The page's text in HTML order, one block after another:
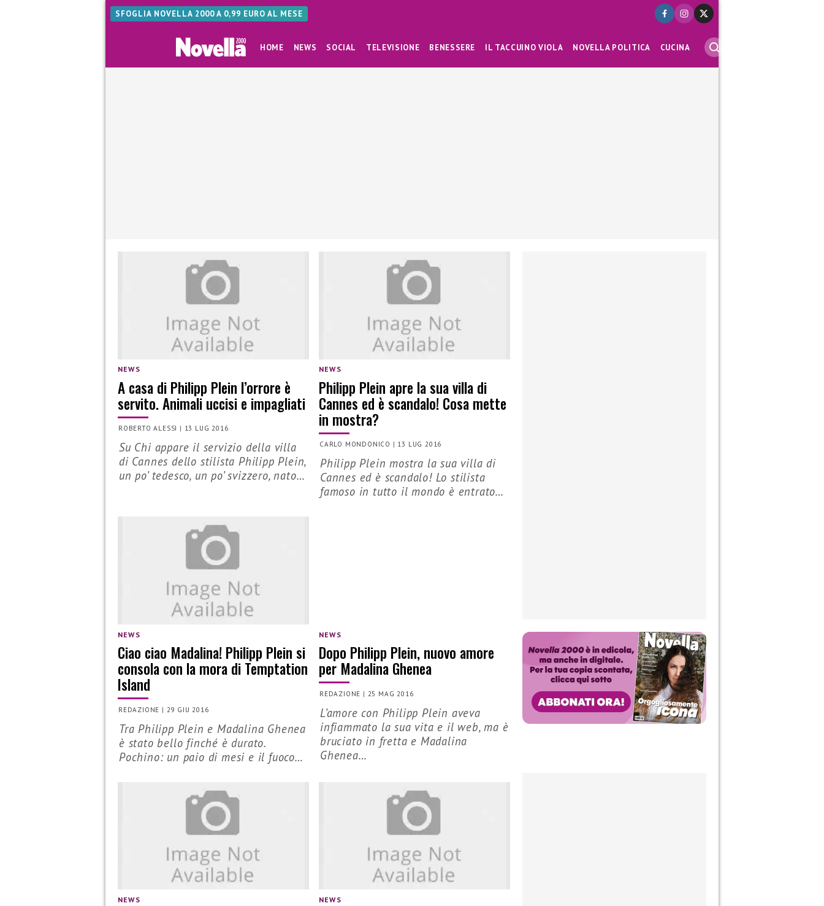
SFOGLIA NOVELLA 2000 A 0,99 EURO AL MESE
HOME NEWS SOCIAL TELEVISIONE BENESSERE IL TACCUINO VIOLA NOVELLA POLITICA CUCINA
NEWS
A casa di Philipp Plein l’orrore è
servito. Animali uccisi e impagliati
ROBERTO ALESSI | 13 LUG 2016
Su Chi appare il servizio della villa
di Cannes dello stilista Philipp Plein,
un po’ tedesco, un po’ svizzero, nato…
NEWS
Philipp Plein apre la sua villa di
Cannes ed è scandalo! Cosa mette
in mostra?
CARLO MONDONICO | 13 LUG 2016
Philipp Plein mostra la sua villa di
Cannes ed è scandalo! Lo stilista
famoso in tutto il mondo è entrato…
NEWS
Ciao ciao Madalina! Philipp Plein si
consola con la mora di Temptation
Island
REDAZIONE | 29 GIU 2016
Tra Philipp Plein e Madalina Ghenea
è stato bello finché è durato.
Pochino: un paio di mesi e il fuoco…
NEWS
Dopo Philipp Plein, nuovo amore
per Madalina Ghenea
REDAZIONE | 25 MAG 2016
L’amore con Philipp Plein aveva
infiammato la sua vita e il web, ma è
bruciato in fretta e Madalina
Ghenea…
NEWS NEWS